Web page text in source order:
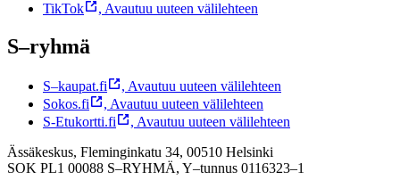
TikTok
, Avautuu uuteen välilehteen
S–ryhmä
S–kaupat.fi , Avautuu uuteen välilehteen
Sokos.fi
, Avautuu uuteen välilehteen
S-Etukortti.fi
, Avautuu uuteen välilehteen
Ässäkeskus, Fleminginkatu 34, 00510 Helsinki
SOK PL1 00088 S–RYHMÄ, Y–tunnus 0116323–1